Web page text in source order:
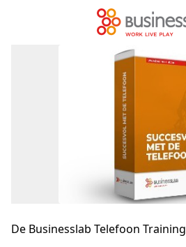
De Businesslab Telefoon Training